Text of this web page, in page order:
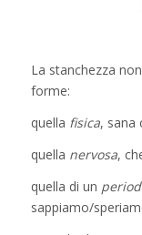
La stanchezza
forme:
quella fisica, sana
quella nervosa,
quella di un
sappiamo/